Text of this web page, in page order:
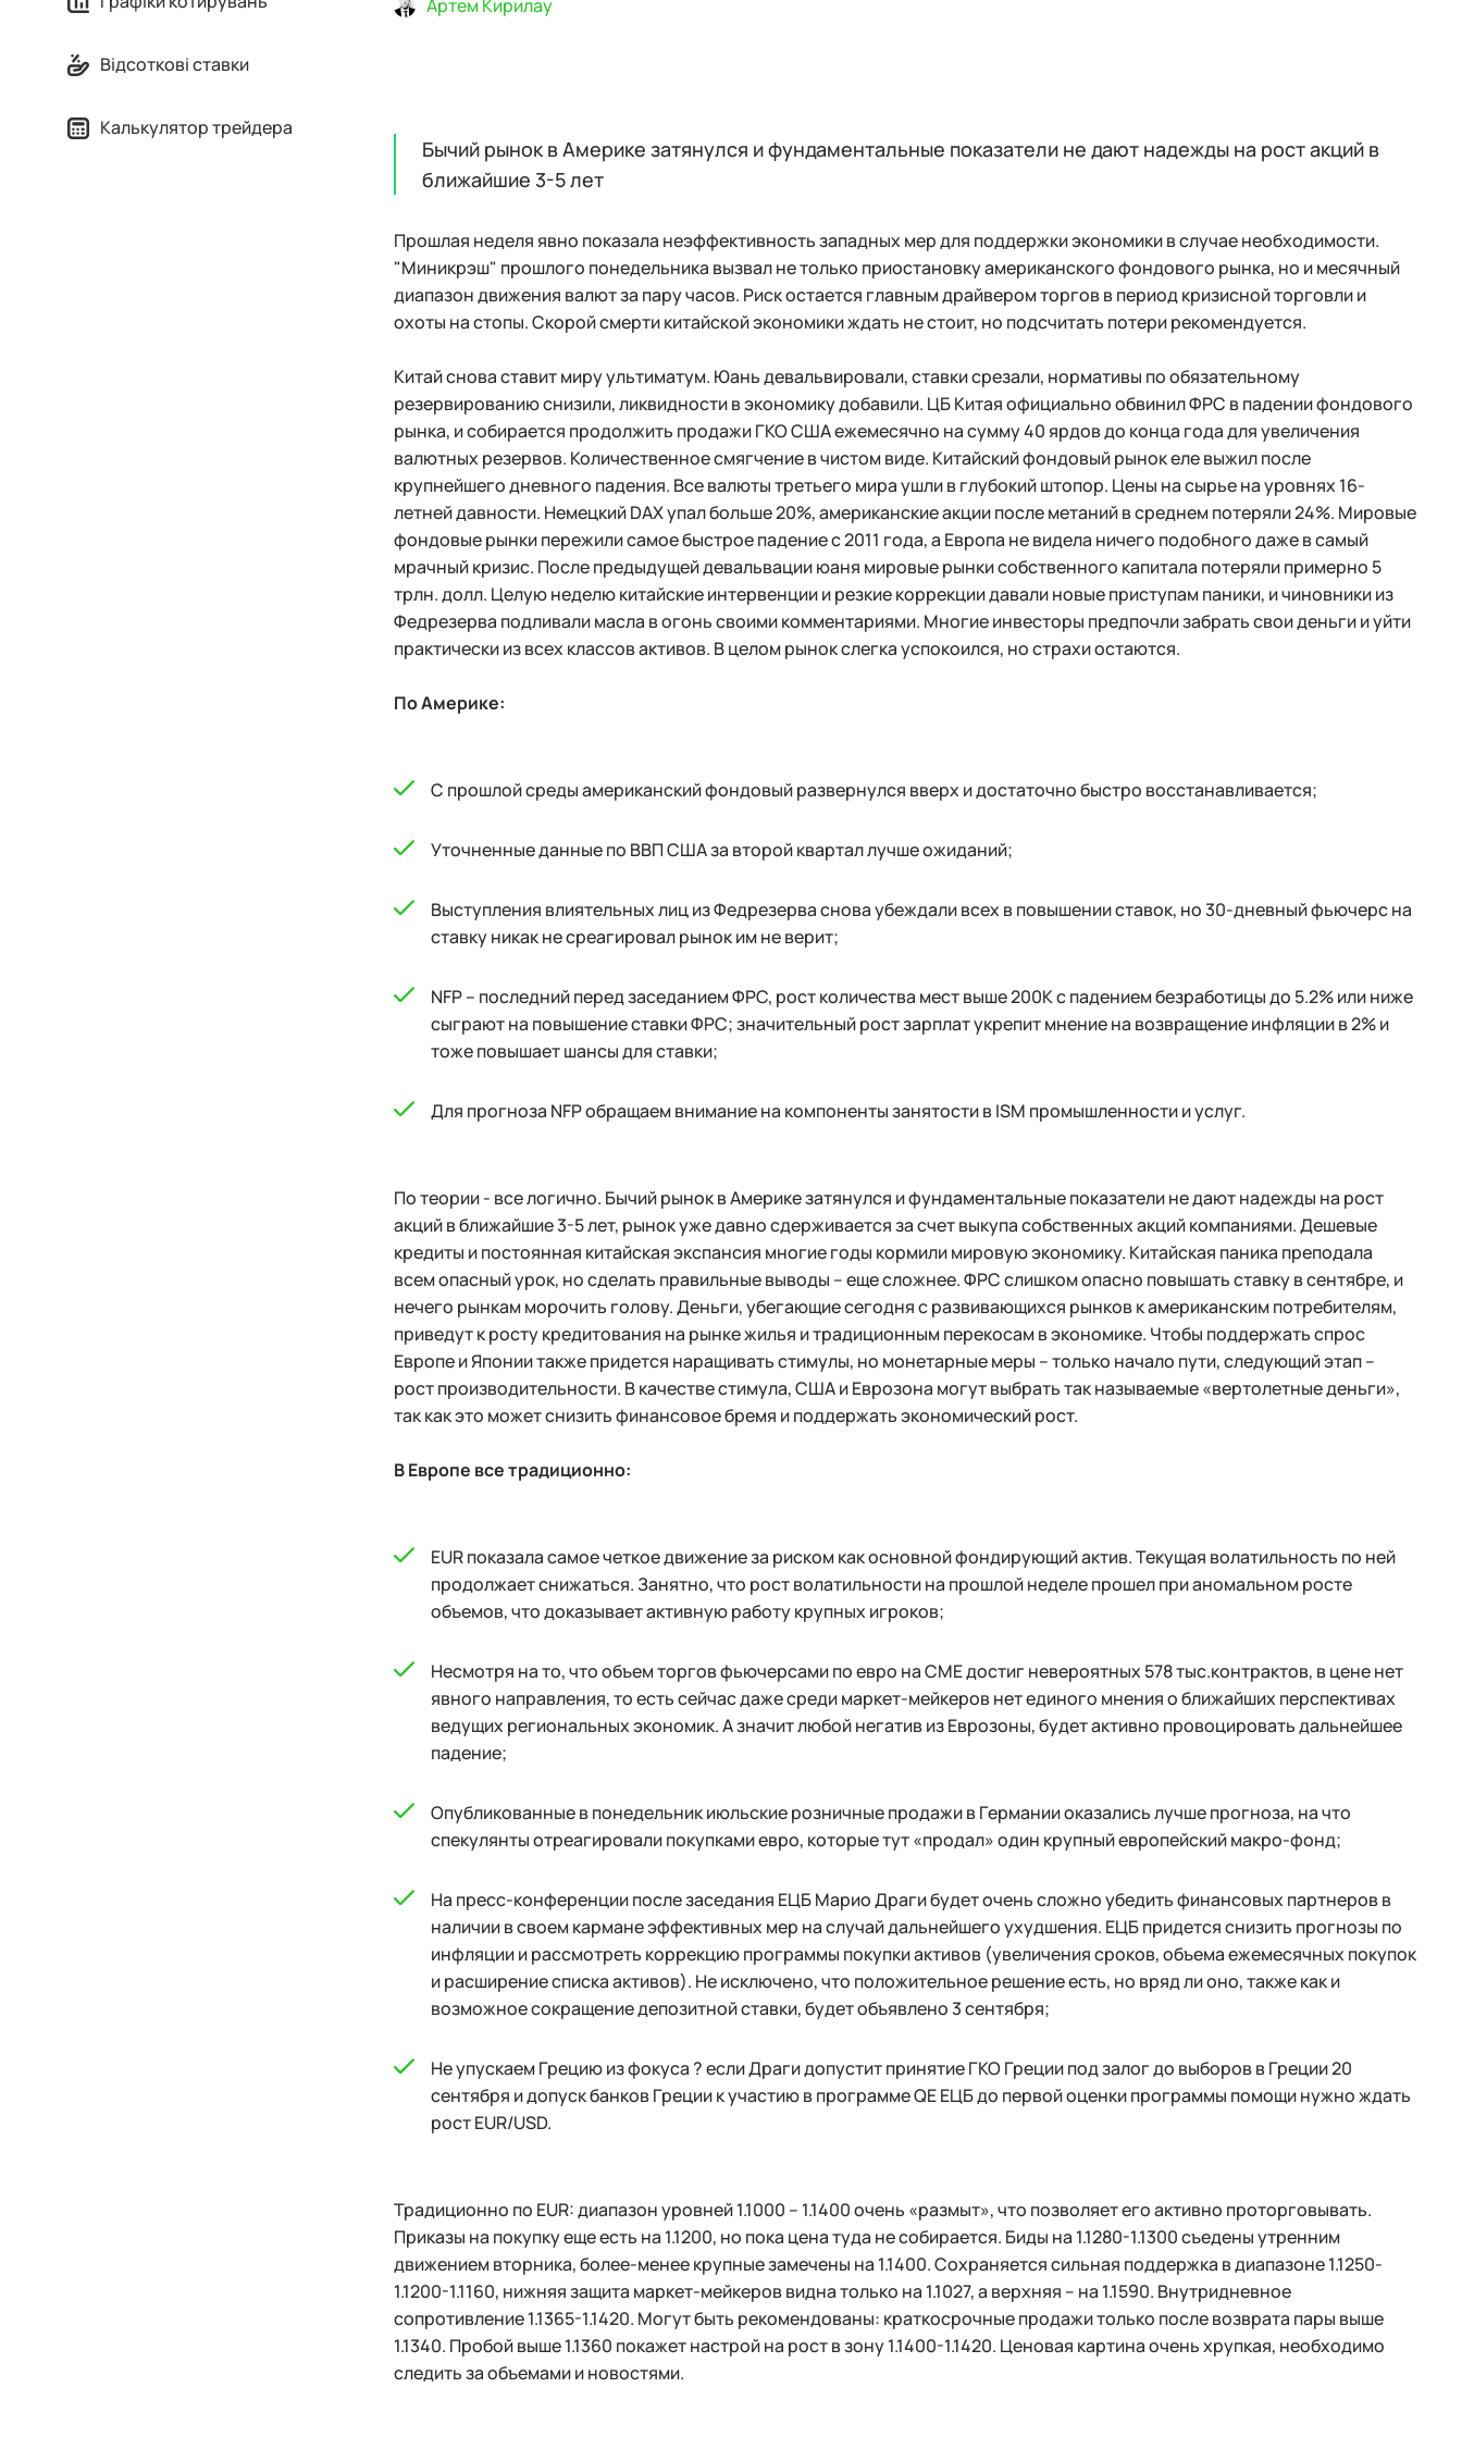
Відсоткові ставки
Калькулятор трейдера
Артем Кирилау
Бычий рынок в Америке затянулся и фундаментальные показатели не дают надежды на рост акций в
ближайшие 3-5 лет
Прошлая неделя явно показала неэффективность западных мер для поддержки экономики в случае необходимости.
"Миникрэш" прошлого понедельника вызвал не только приостановку американского фондового рынка, но и месячный
диапазон движения валют за пару часов. Риск остается главным драйвером торгов в период кризисной торговли и
охоты на стопы. Скорой смерти китайской экономики ждать не стоит, но подсчитать потери рекомендуется.
Китай снова ставит миру ультиматум. Юань девальвировали, ставки срезали, нормативы по обязательному
резервированию снизили, ликвидности в экономику добавили. ЦБ Китая официально обвинил ФРС в падении фондового
рынка, и собирается продолжить продажи ГКО США ежемесячно на сумму 40 ярдов до конца года для увеличения
валютных резервов. Количественное смягчение в чистом виде. Китайский фондовый рынок еле выжил после
крупнейшего дневного падения. Все валюты третьего мира ушли в глубокий штопор. Цены на сырье на уровнях 16-
летней давности. Немецкий DAX упал больше 20%, американские акции после метаний в среднем потеряли 24%. Мировые
фондовые рынки пережили самое быстрое падение с 2011 года, а Европа не видела ничего подобного даже в самый
мрачный кризис. После предыдущей девальвации юаня мировые рынки собственного капитала потеряли примерно 5
трлн. долл. Целую неделю китайские интервенции и резкие коррекции давали новые приступам паники, и чиновники из
Федрезерва подливали масла в огонь своими комментариями. Многие инвесторы предпочли забрать свои деньги и уйти
практически из всех классов активов. В целом рынок слегка успокоился, но страхи остаются.
По Америке:
С прошлой среды американский фондовый развернулся вверх и достаточно быстро восстанавливается;
Уточненные данные по ВВП США за второй квартал лучше ожиданий;
Выступления влиятельных лиц из Федрезерва снова убеждали всех в повышении ставок, но 30-дневный фьючерс на
ставку никак не среагировал рынок им не верит;
NFP – последний перед заседанием ФРС, рост количества мест выше 200К с падением безработицы до 5.2% или ниже
сыграют на повышение ставки ФРС; значительный рост зарплат укрепит мнение на возвращение инфляции в 2% и
тоже повышает шансы для ставки;
Для прогноза NFP обращаем внимание на компоненты занятости в ISM промышленности и услуг.
По теории - все логично. Бычий рынок в Америке затянулся и фундаментальные показатели не дают надежды на рост
акций в ближайшие 3-5 лет, рынок уже давно сдерживается за счет выкупа собственных акций компаниями. Дешевые
кредиты и постоянная китайская экспансия многие годы кормили мировую экономику. Китайская паника преподала
всем опасный урок, но сделать правильные выводы – еще сложнее. ФРС слишком опасно повышать ставку в сентябре, и
нечего рынкам морочить голову. Деньги, убегающие сегодня с развивающихся рынков к американским потребителям,
приведут к росту кредитования на рынке жилья и традиционным перекосам в экономике. Чтобы поддержать спрос
Европе и Японии также придется наращивать стимулы, но монетарные меры – только начало пути, следующий этап –
рост производительности. В качестве стимула, США и Еврозона могут выбрать так называемые «вертолетные деньги»,
так как это может снизить финансовое бремя и поддержать экономический рост.
В Европе все традиционно:
EUR показала самое четкое движение за риском как основной фондирующий актив. Текущая волатильность по ней
продолжает снижаться. Занятно, что рост волатильности на прошлой неделе прошел при аномальном росте
объемов, что доказывает активную работу крупных игроков;
Несмотря на то, что объем торгов фьючерсами по евро на CME достиг невероятных 578 тыс.контрактов, в цене нет
явного направления, то есть сейчас даже среди маркет-мейкеров нет единого мнения о ближайших перспективах
ведущих региональных экономик. А значит любой негатив из Еврозоны, будет активно провоцировать дальнейшее
падение;
Опубликованные в понедельник июльские розничные продажи в Германии оказались лучше прогноза, на что
спекулянты отреагировали покупками евро, которые тут «продал» один крупный европейский макро-фонд;
На пресс-конференции после заседания ЕЦБ Марио Драги будет очень сложно убедить финансовых партнеров в
наличии в своем кармане эффективных мер на случай дальнейшего ухудшения. ЕЦБ придется снизить прогнозы по
инфляции и рассмотреть коррекцию программы покупки активов (увеличения сроков, объема ежемесячных покупок
и расширение списка активов). Не исключено, что положительное решение есть, но вряд ли оно, также как и
возможное сокращение депозитной ставки, будет объявлено 3 сентября;
Не упускаем Грецию из фокуса ? если Драги допустит принятие ГКО Греции под залог до выборов в Греции 20
сентября и допуск банков Греции к участию в программе QE ЕЦБ до первой оценки программы помощи нужно ждать
рост EUR/USD.
Традиционно по EUR: диапазон уровней 1.1000 – 1.1400 очень «размыт», что позволяет его активно проторговывать.
Приказы на покупку еще есть на 1.1200, но пока цена туда не собирается. Биды на 1.1280-1.1300 съедены утренним
движением вторника, более-менее крупные замечены на 1.1400. Сохраняется сильная поддержка в диапазоне 1.1250-
1.1200-1.1160, нижняя защита маркет-мейкеров видна только на 1.1027, а верхняя – на 1.1590. Внутридневное
сопротивление 1.1365-1.1420. Могут быть рекомендованы: краткосрочные продажи только после возврата пары выше
1.1340. Пробой выше 1.1360 покажет настрой на рост в зону 1.1400-1.1420. Ценовая картина очень хрупкая, необходимо
следить за объемами и новостями.